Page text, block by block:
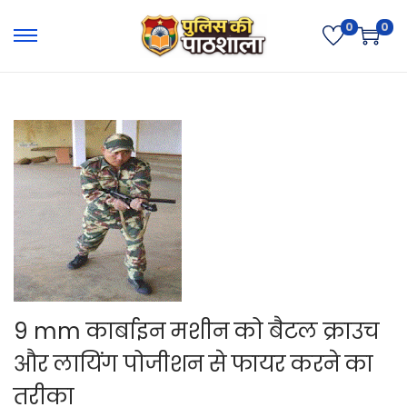
0 0
9 mm कार्बाइन मशीन को बैटल क्राउच
और लायिंग पोजीशन से फायर करने का
तरीका